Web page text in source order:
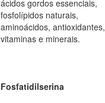
ácidos gordos essenciais,
fosfolípidos naturais,
aminoácidos, antioxidantes,
vitaminas e minerais.
Fosfatidilserina